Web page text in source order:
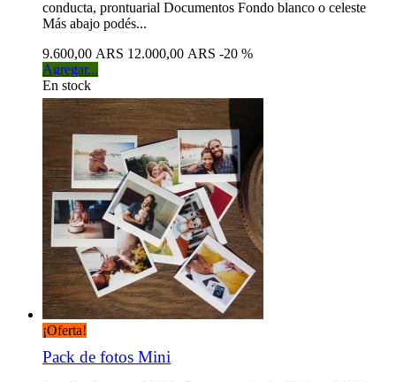
conducta, prontuarial Documentos Fondo blanco o celeste
Más abajo podés...
9.600,00 ARS 12.000,00 ARS -20 %
Agregar...
En stock
¡Oferta!
Pack de fotos Mini